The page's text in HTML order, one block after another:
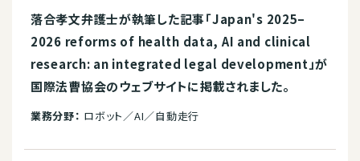
落合孝文弁護士が執筆した記事「Japan's 2025–
2026 reforms of health data, AI and clinical
research: an integrated legal development」が
国際法曹協会のウェブサイトに掲載されました。
業務分野： ロボット／AI／自動走行